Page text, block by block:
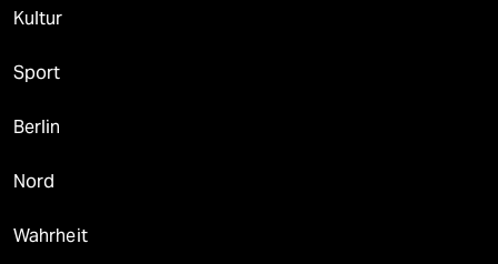
Kultur
Sport
Berlin
Nord
Wahrheit